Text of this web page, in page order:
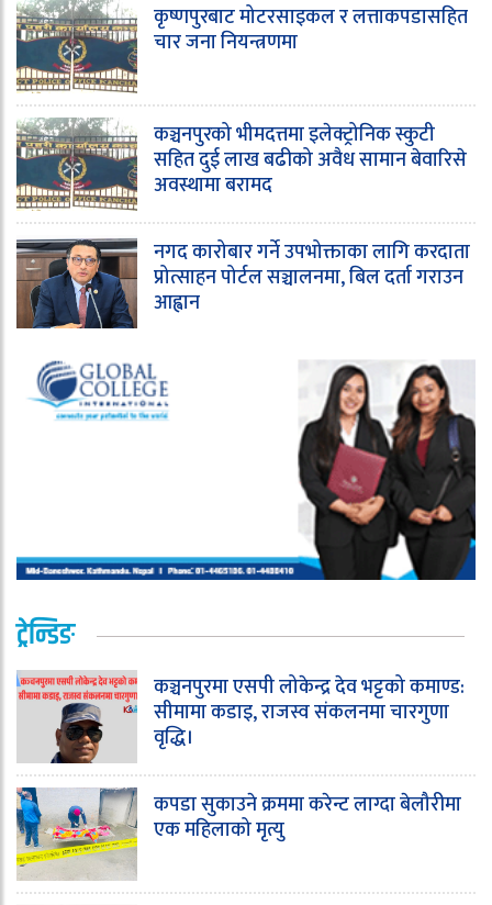
कृष्णपुरबाट मोटरसाइकल र लत्ताकपडासहित
चार जना नियन्त्रणमा
कञ्चनपुरको भीमदत्तमा इलेक्ट्रोनिक स्कुटी
सहित दुई लाख बढीको अवैध सामान बेवारिसे
अवस्थामा बरामद
नगद कारोबार गर्ने उपभोक्ताका लागि करदाता
प्रोत्साहन पोर्टल सञ्चालनमा, बिल दर्ता गराउन
आह्वान
ट्रेन्डिङ
कञ्चनपुरमा एसपी लोकेन्द्र देव भट्टको कमाण्ड:
सीमामा कडाइ, राजस्व संकलनमा चारगुणा
वृद्धि।
कपडा सुकाउने क्रममा करेन्ट लाग्दा बेलौरीमा
एक महिलाको मृत्यु